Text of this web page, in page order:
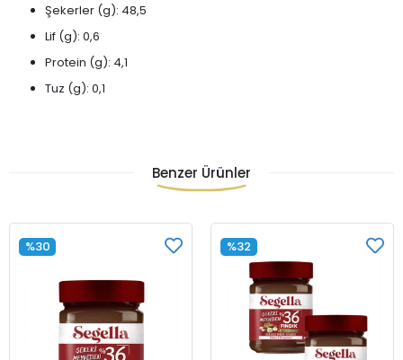
Şekerler (g): 48,5
Lif (g): 0,6
Protein (g): 4,1
Tuz (g): 0,1
Benzer Ürünler
%30 %32